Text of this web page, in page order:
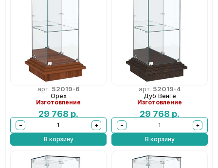
арт. 52019-6
Орех
Изготовление
29 768 р.
−
+
В корзину
арт. 52019-4
Дуб Венге
Изготовление
29 768 р.
−
+
В корзину